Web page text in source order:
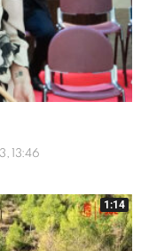
13:46
1:14